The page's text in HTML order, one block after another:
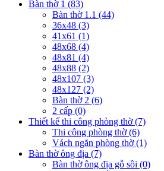
Bàn thờ 1 (83)
Bàn thờ 1.1 (44)
36x48 (3)
41x61 (1)
48x68 (4)
48x81 (4)
48x88 (2)
48x107 (3)
48x127 (2)
Bàn thờ 2 (6)
2 cấp (0)
Thiết kế thi công phòng thờ (7)
Thi công phòng thờ (6)
Vách ngăn phòng thờ (1)
Bàn thờ ông địa (7)
Bàn thờ ông địa gỗ sồi (0)